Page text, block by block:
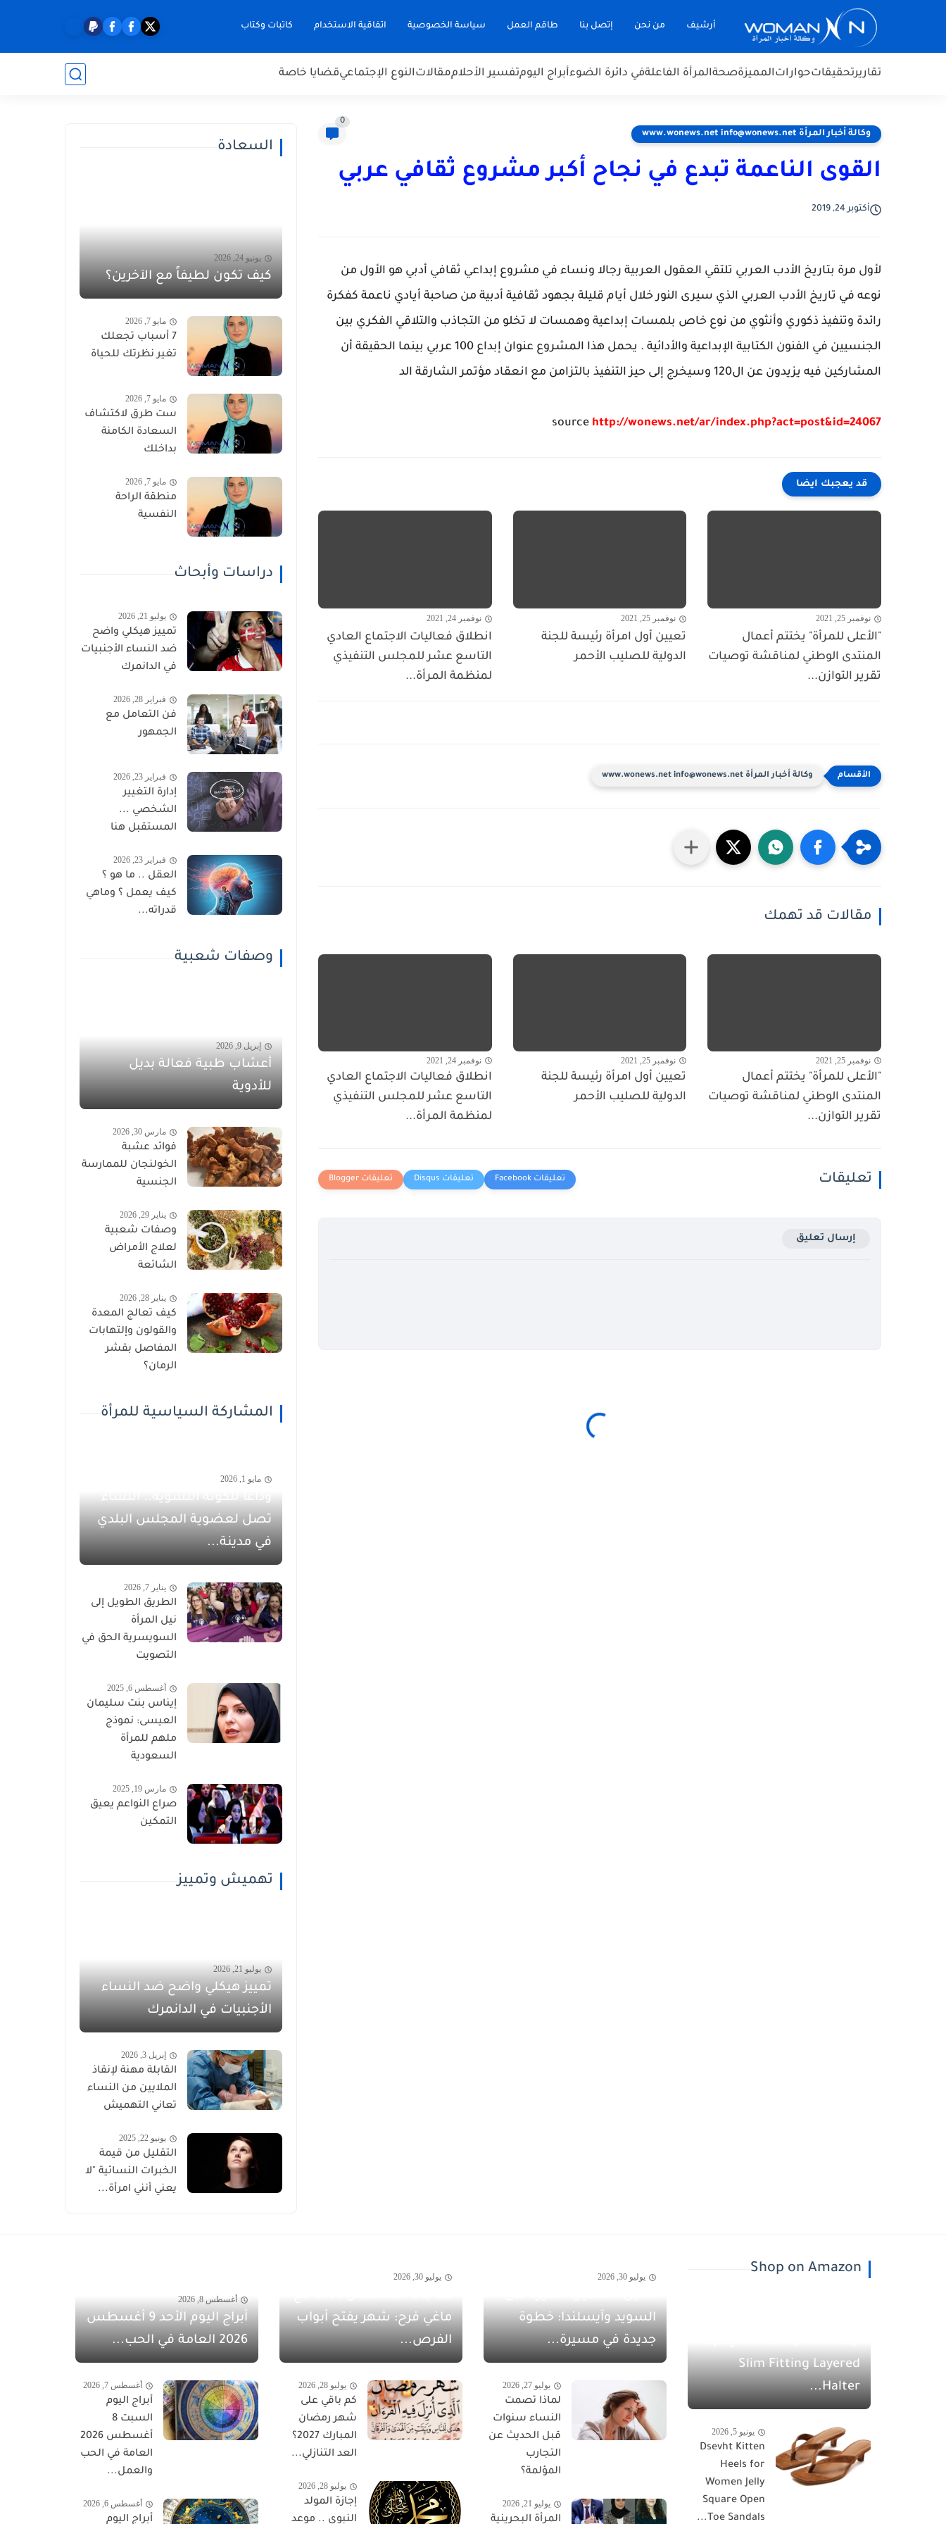
أرشيف من نحن إتصل بنا طاقم العمل سياسة الخصوصية اتفاقية الاستخدام كاتبات وكتاب
تقاريرتحقيقاتحواراتالمميزةصحةالمرأة الفاعلةفي دائرة الضوءأبراج اليومتفسير الأحلاممقالاتالنوع الإجتماعيقضايا خاصة
وكالة أخبار المرأة www.wonews.net info@wonews.net
0
القوى الناعمة تبدع في نجاح أكبر مشروع ثقافي عربي
أكتوبر 24, 2019
لأول مرة بتاريخ الأدب العربي تلتقي العقول العربية رجالا ونساء في مشروع إبداعي ثقافي أدبي هو الأول من
نوعه في تاريخ الأدب العربي الذي سيرى النور خلال أيام قليلة بجهود ثقافية أدبية من صاحبة أيادي ناعمة كفكرة
رائدة وتنفيذ ذكوري وأنثوي من نوع خاص بلمسات إبداعية وهمسات لا تخلو من التجاذب والتلاقي الفكري بين
الجنسيين في الفنون الكتابية الإبداعية والأدائية . يحمل هذا المشروع عنوان إبداع 100 عربي بينما الحقيقة أن
المشاركين فيه يزيدون عن ال120 وسيخرج إلى حيز التنفيذ بالتزامن مع انعقاد مؤتمر الشارقة الد
source http://wonews.net/ar/index.php?act=post&id=24067
قد يعجبك ايضا
نوفمبر 25, 2021
"الأعلى للمرأة" يختتم أعمال
المنتدى الوطني لمناقشة توصيات
تقرير التوازن...
نوفمبر 25, 2021
تعيين أول امرأة رئيسة للجنة
الدولية للصليب الأحمر
نوفمبر 24, 2021
انطلاق فعاليات الاجتماع العادي
التاسع عشر للمجلس التنفيذي
لمنظمة المرأة...
وكالة أخبار المرأة www.wonews.net info@wonews.net
مقالات قد تهمك
نوفمبر 25, 2021
"الأعلى للمرأة" يختتم أعمال
المنتدى الوطني لمناقشة توصيات
تقرير التوازن...
نوفمبر 25, 2021
تعيين أول امرأة رئيسة للجنة
الدولية للصليب الأحمر
نوفمبر 24, 2021
انطلاق فعاليات الاجتماع العادي
التاسع عشر للمجلس التنفيذي
لمنظمة المرأة...
تعليقات
إرسال تعليق
السعادة
يونيو 24, 2026
كيف تكون لطيفاً مع الآخرين؟
مايو 7, 2026
7 أسباب تجعلك
تغير نظرتك للحياة
مايو 7, 2026
ست طرق لاكتشاف
السعادة الكامنة
بداخلك
مايو 7, 2026
منطقة الراحة
النفسية
دراسات وأبحاث
يوليو 21, 2026
تمييز هيكلي واضح
ضد النساء الأجنبيات
في الدانمرك
فبراير 28, 2026
فن التعامل مع
الجمهور
فبراير 23, 2026
إدارة التغيير
الشخصي ...
المستقبل هنا
فبراير 23, 2026
العقل .. ما هو ؟
كيف يعمل ؟ وماهي
قدراته...
وصفات شعبية
إبريل 9, 2026
أعشاب طبية فعالة بديل
للأدوية
مارس 30, 2026
فوائد عشبة
الخولنجان للممارسة
الجنسية
يناير 29, 2026
وصفات شعبية
لعلاج الأمراض
الشائعة
يناير 28, 2026
كيف تعالج المعدة
والقولون وإلتهابات
المفاصل بقشر
الرمان؟
المشاركة السياسية للمرأة
مايو 1, 2026
وداعاً للكوتة النسوية.. النساء
تصل لعضوية المجلس البلدي
في مدينة...
يناير 7, 2026
الطريق الطويل إلى
نيل المرأة
السويسرية الحق في
التصويت
أغسطس 6, 2025
إيناس بنت سليمان
العيسى: نموذج
ملهم للمرأة
السعودية
مارس 19, 2025
صراع النواعم يعيق
التمكين
تهميش وتمييز
يوليو 21, 2026
تمييز هيكلي واضح ضد النساء
الأجنبيات في الدانمرك
إبريل 3, 2026
القابلة مهنة لإنقاذ
الملايين من النساء
تعاني التهميش
يونيو 22, 2025
التقليل من قيمة
الخبرات النسائية "لا
يعني أنني امرأة...
Shop on Amazon
Slim Fitting Layered
Halter...
يونيو 5, 2026
Dsevht Kitten
Heels for
Women Jelly
Square Open
Toe Sandals...
يوليو 30, 2026
السويد وآيسلندا: خطوة
جديدة في مسيرة...
يوليو 27, 2026
لماذا تصمت
النساء سنوات
قبل الحديث عن
التجارب
المؤلمة؟
يوليو 21, 2026
المرأة البحرينية
يوليو 30, 2026
ماغي فرح: شهر يفتح أبواب
الفرص...
يوليو 28, 2026
كم باقي على
شهر رمضان
المبارك 2027؟
العد التنازلي...
يوليو 28, 2026
إجازة المولد
النبوي .. موعد
أغسطس 8, 2026
أبراج اليوم الأحد 9 أغسطس
2026 العامة في الحب...
أغسطس 7, 2026
أبراج اليوم
السبت 8
أغسطس 2026
العامة في الحب
والعمل...
أغسطس 6, 2026
أبراج اليوم